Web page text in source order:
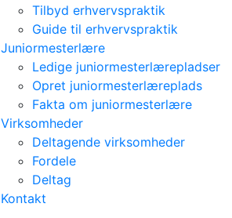
Tilbyd erhvervspraktik
Guide til erhvervspraktik
Juniormesterlære
Ledige juniormesterlærepladser
Opret juniormesterlæreplads
Fakta om juniormesterlære
Virksomheder
Deltagende virksomheder
Fordele
Deltag
Kontakt